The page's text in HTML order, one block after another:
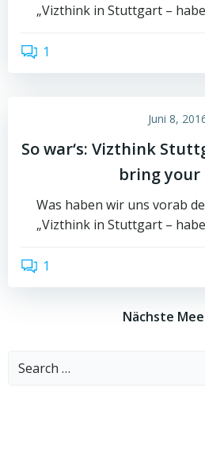
„Vizthink in Stuttgart –
1
Juni 8,
So war‘s: Vizthink
bring your
Was haben wir uns vorab
„Vizthink in Stuttgart –
1
Nächste
Search